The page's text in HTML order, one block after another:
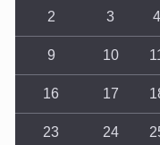
2 3 4
9 10
16 17
23 24